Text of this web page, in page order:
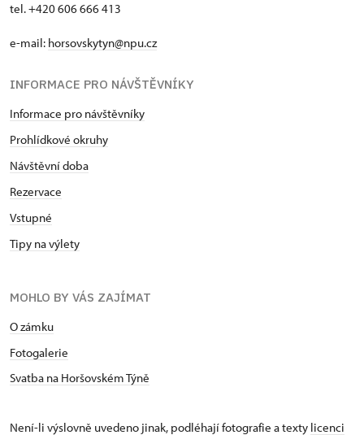
tel. +420 606 666 413
e-mail: horsovskytyn@npu.cz
INFORMACE PRO NÁVŠTĚVNÍKY
Informace pro návštěvníky
Prohlídkové okruhy
Návštěvní doba
Rezervace
Vstupné
Tipy na výlety
MOHLO BY VÁS ZAJÍMAT
O zámku
Fotogalerie
Svatba na Horšovském Týně
Není-li výslovně uvedeno jinak, podléhají fotografie a texty licenci